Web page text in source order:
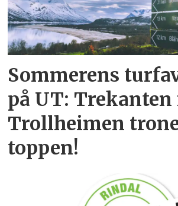
Sommerens
på UT: Trekanten
Trollheimen
toppen!